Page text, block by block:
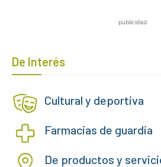
publicidad
De Interés
Cultural y deportiva
Farmacias de guardia
De productos y